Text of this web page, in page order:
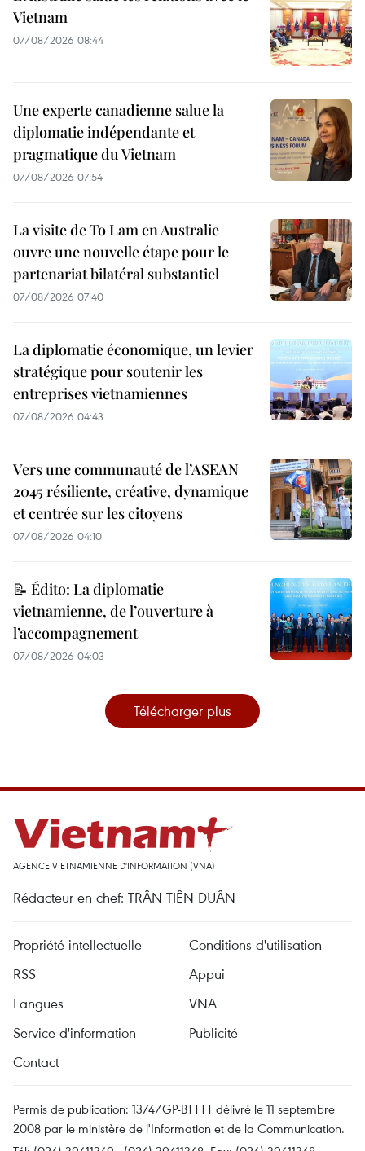
Vietnam
07/08/2026 08:44
Une experte canadienne salue la
diplomatie indépendante et
pragmatique du Vietnam
07/08/2026 07:54
La visite de To Lam en Australie
ouvre une nouvelle étape pour le
partenariat bilatéral substantiel
07/08/2026 07:40
La diplomatie économique, un levier
stratégique pour soutenir les
entreprises vietnamiennes
07/08/2026 04:43
Vers une communauté de l’ASEAN
2045 résiliente, créative, dynamique
et centrée sur les citoyens
07/08/2026 04:10
📝 Édito: La diplomatie
vietnamienne, de l’ouverture à
l’accompagnement
07/08/2026 04:03
Télécharger plus
AGENCE VIETNAMIENNE D'INFORMATION (VNA)
Rédacteur en chef: TRÂN TIÊN DUÂN
Propriété intellectuelle
Conditions d'utilisation
RSS
Appui
Langues
VNA
Service d'information
Publicité
Contact
Permis de publication: 1374/GP-BTTTT délivré le 11 septembre
2008 par le ministère de l'Information et de la Communication.